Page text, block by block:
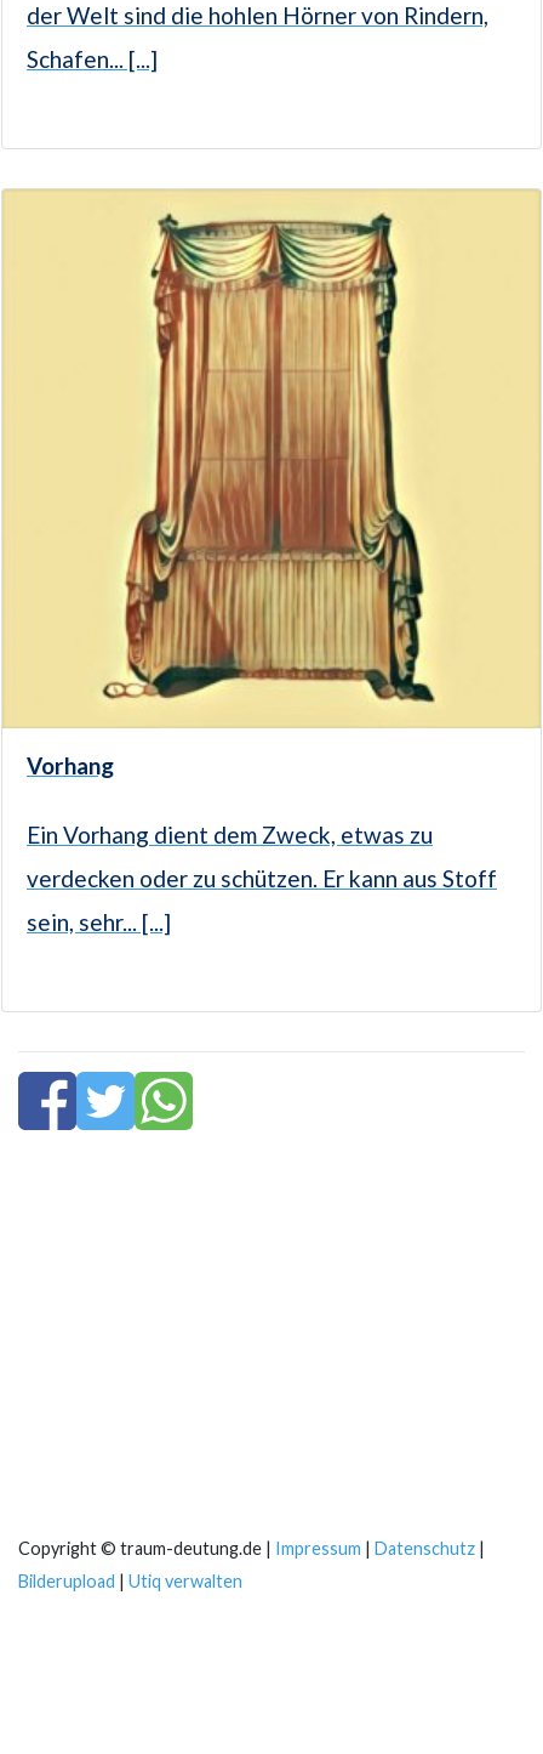
der Welt sind die hohlen Hörner von Rindern,
Schafen... [...]
Vorhang
Ein Vorhang dient dem Zweck, etwas zu
verdecken oder zu schützen. Er kann aus Stoff
sein, sehr... [...]
Copyright © traum-deutung.de | Impressum | Datenschutz |
Bilderupload | Utiq verwalten